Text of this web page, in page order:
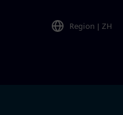
Region | ZH